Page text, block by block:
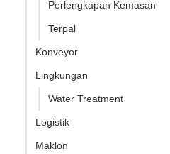
Perlengkapan Kemasan
Terpal
Konveyor
Lingkungan
Water Treatment
Logistik
Maklon